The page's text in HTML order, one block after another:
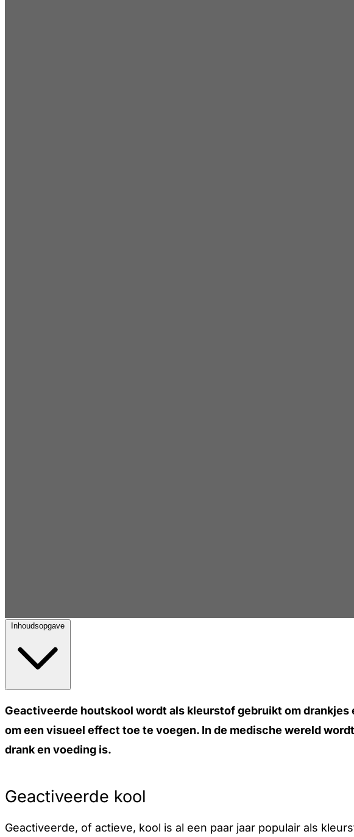
Inhoudsopgave
Geactiveerde houtskool wordt als kleurstof gebruikt om
om een visueel effect toe te voegen. In de medische wereld
drank en voeding is.
Geactiveerde kool
Geactiveerde, of actieve, kool is al een paar jaar populair als